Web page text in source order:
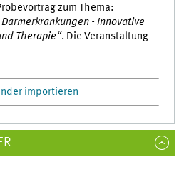
zum Thema:
- Innovative
Therapie“. Die Veranstaltung
importieren